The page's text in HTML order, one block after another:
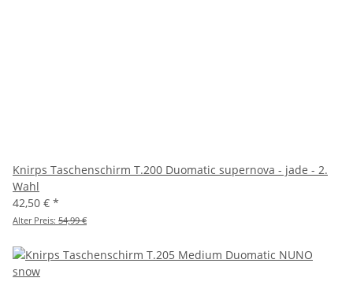
Knirps Taschenschirm T.200 Duomatic supernova - jade - 2.
Wahl
42,50 € *
Alter Preis: 54,99 €